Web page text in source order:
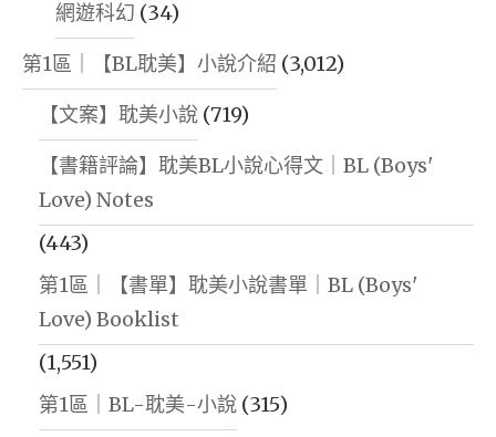
網遊科幻 (34)
第1區｜【BL耽美】小說介紹 (3,012)
【文案】耽美小說 (719)
【書籍評論】耽美BL小說心得文｜BL (Boys'
Love) Notes
(443)
第1區｜【書單】耽美小說書單｜BL (Boys'
Love) Booklist
(1,551)
第1區｜BL-耽美-小說 (315)